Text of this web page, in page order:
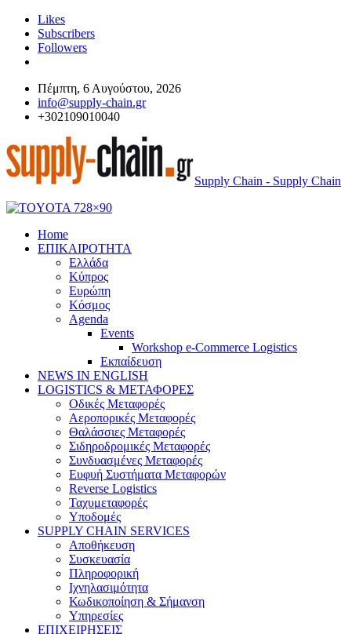
Likes
Subscribers
Followers
Πέμπτη, 6 Αυγούστου, 2026
info@supply-chain.gr
+302109010040
Supply Chain - Supply Chain
Home
ΕΠΙΚΑΙΡΟΤΗΤΑ
Ελλάδα
Κύπρος
Ευρώπη
Κόσμος
Agenda
Events
Workshop e-Commerce Logistics
Εκπαίδευση
NEWS IN ENGLISH
LOGISTICS & ΜΕΤΑΦΟΡΕΣ
Οδικές Μεταφορές
Αεροπορικές Μεταφορές
Θαλάσσιες Μεταφορές
Σιδηροδρομικές Μεταφορές
Συνδυασμένες Μεταφορές
Ευφυή Συστήματα Μεταφορών
Reverse Logistics
Ταχυμεταφορές
Υποδομές
SUPPLY CHAIN SERVICES
Αποθήκευση
Συσκευασία
Πληροφορική
Ιχνηλασιμότητα
Κωδικοποίηση & Σήμανση
Υπηρεσίες
ΕΠΙΧΕΙΡΗΣΕΙΣ